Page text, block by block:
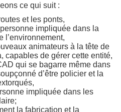
ce qui suit :
et les ponts,
impliquée dans la
l’environnement,
animateurs à la tête de
capables de gérer cette entité,
qui se bagarre même dans
d’être policier et la
impliquée dans les
la fabrication et la